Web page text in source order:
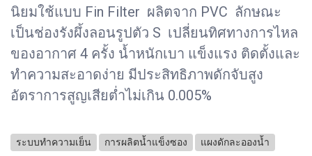
นิยมใช้แบบ Fin Filter ผลิตจาก PVC ลักษณะ
เป็นช่องรังผึ้งลอนรูปตัว S เปลี่ยนทิศทางการไหล
ของอากาศ 4 ครั้ง น้ำหนักเบา แข็งแรง ติดตั้งและ
ทำความสะอาดง่าย มีประสิทธิภาพดักจับสูง
อัตราการสูญเสียต่ำไม่เกิน 0.005%
ระบบทำความเย็น การผลิตน้ำแข็งซอง แผงดักละอองน้ำ